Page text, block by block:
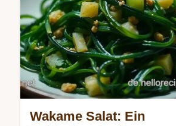
Wakame Salat: Ein